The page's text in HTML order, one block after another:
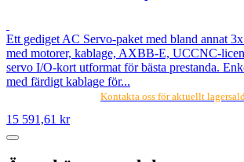
Ett gediget AC Servo-paket med bland annat
med motorer, kablage, AXBB-E, UCCNC-
servo I/O-kort utformat för bästa prestanda.
med färdigt kablage för...
Kontakta oss för aktuellt
15 591,61 kr